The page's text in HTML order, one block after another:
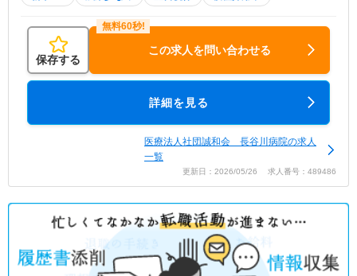
保存する
この求人を問い合わせる
詳細を見る
医療法人社団誠和会 長谷川病院の求人
一覧
更新日：2026/05/26 求人番号：489486